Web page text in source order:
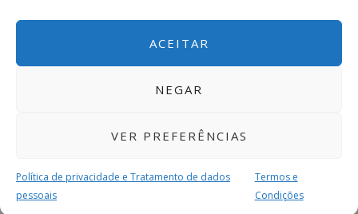
ACEITAR
NEGAR
VER PREFERÊNCIAS
Política de privacidade e Tratamento de dados
pessoais
Termos e
Condições